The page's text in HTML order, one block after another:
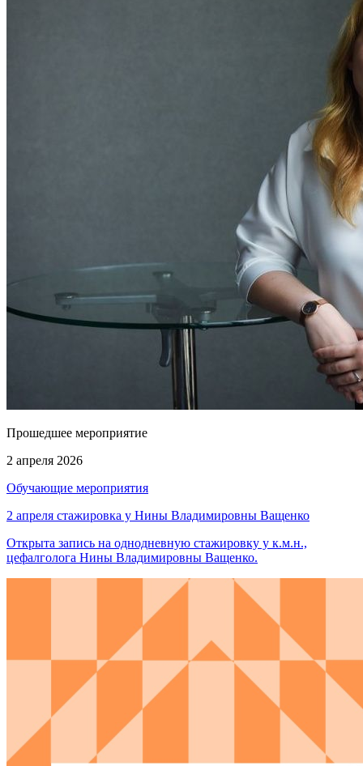
Прошедшее мероприятие
2 апреля 2026
Обучающие мероприятия
2 апреля стажировка у Нины Владимировны Ващенко
Открыта запись на однодневную стажировку у к.м.н.,
цефалголога Нины Владимировны Ващенко.